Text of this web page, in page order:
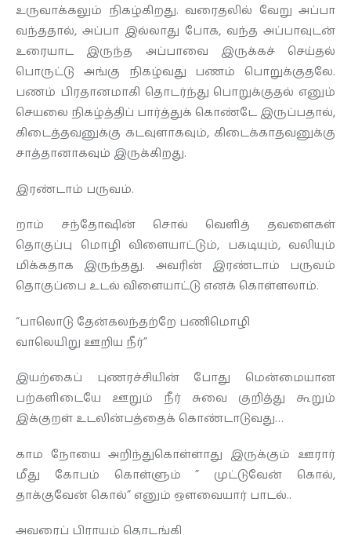
உருவாக்கலும் நிகழ்கிறது. வரைதலில் வேறு அப்பா
வந்ததால், அப்பா இல்லாது போக, வந்த அப்பாவுடன்
உரையாட இருந்த அப்பாவை இருக்கச் செய்தல்
பொருட்டு அங்கு நிகழ்வது பணம் பொறுக்குதலே.
பணம் பிரதானமாகி தொடர்ந்து பொறுக்குதல் எனும்
செயலை நிகழ்த்திப் பார்த்துக் கொண்டே இருப்பதால்,
கிடைத்தவனுக்கு கடவுளாகவும், கிடைக்காதவனுக்கு
சாத்தானாகவும் இருக்கிறது.
இரண்டாம் பருவம்.
றாம் சந்தோஷின் சொல் வெளித் தவளைகள்
தொகுப்பு மொழி விளையாட்டும், பகடியும், வலியும்
மிக்கதாக இருந்தது. அவரின் இரண்டாம் பருவம்
தொகுப்பை உடல் விளையாட்டு எனக் கொள்ளலாம்.
“பாலொடு தேன்கலந்தற்றே பணிமொழி
வாலெயிறு ஊறிய நீர்”
இயற்கைப் புணரச்சியின் போது மென்மையான
பற்களிடையே ஊறும் நீர் சுவை குறித்து கூறும்
இக்குறள் உடலின்பத்தைக் கொண்டாடுவது…
காம நோயை அறிந்துகொள்ளாது இருக்கும் ஊரார்
மீது கோபம் கொள்ளும் ” முட்டுவேன் கொல்,
தாக்குவேன் கொல்” எனும் ஔவையார் பாடல்..
அவரைப் பிராயம் தொடங்கி